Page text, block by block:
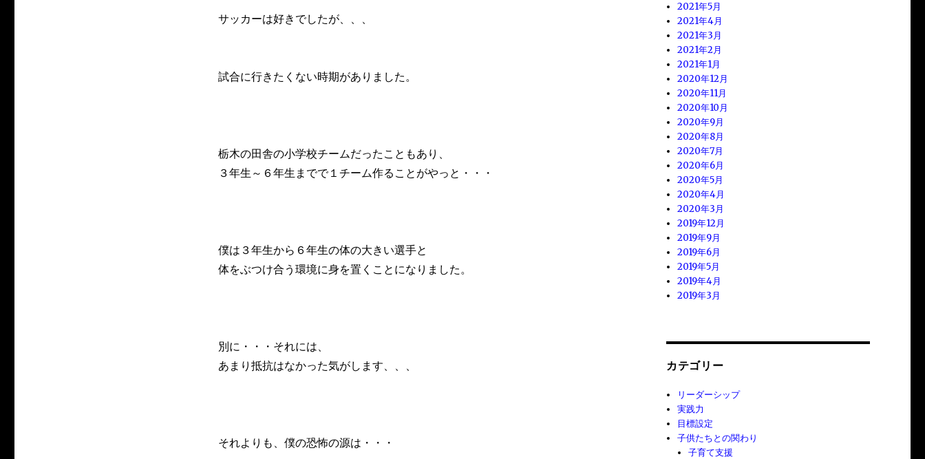
サッカーは好きでしたが、、、
試合に行きたくない時期がありました。
栃木の田舎の小学校チームだったこともあり、
３年生～６年生までで１チーム作ることがやっと・・・
僕は３年生から６年生の体の大きい選手と
体をぶつけ合う環境に身を置くことになりました。
別に・・・それには、
あまり抵抗はなかった気がします、、、
それよりも、僕の恐怖の源は・・・
2021年5月
2021年4月
2021年3月
2021年2月
2021年1月
2020年12月
2020年11月
2020年10月
2020年9月
2020年8月
2020年7月
2020年6月
2020年5月
2020年4月
2020年3月
2019年12月
2019年9月
2019年6月
2019年5月
2019年4月
2019年3月
カテゴリー
リーダーシップ
実践力
目標設定
子供たちとの関わり
子育て支援